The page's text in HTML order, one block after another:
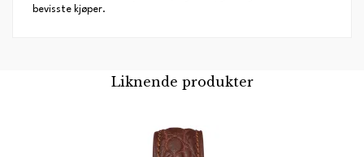
bevisste kjøper.
Liknende produkter